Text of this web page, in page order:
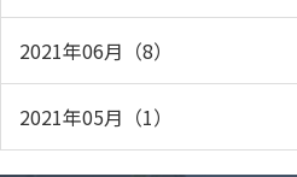
2021年06月（8）
2021年05月（1）